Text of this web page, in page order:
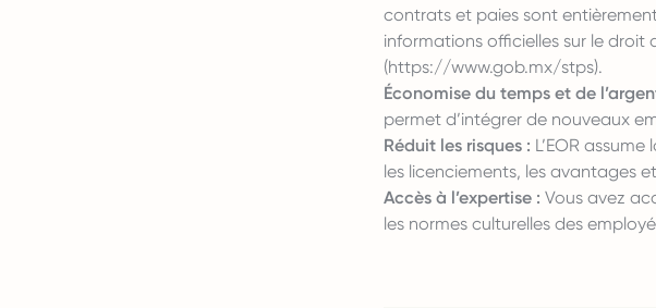
contrats et paies sont
informations officielles sur le droit
(https://www.gob.mx/stps).
Économise du temps et de
permet d’intégrer de nouveaux
Réduit les risques : L’EOR
les licenciements, les avantages
Accès à l’expertise : Vous avez
les normes culturelles des